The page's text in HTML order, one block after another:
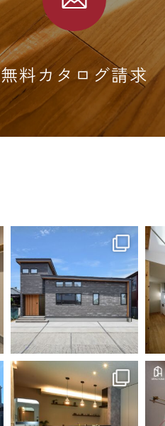
無料カタログ請求